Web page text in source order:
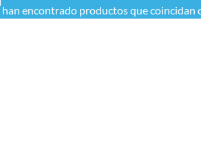
han encontrado productos que coincidan